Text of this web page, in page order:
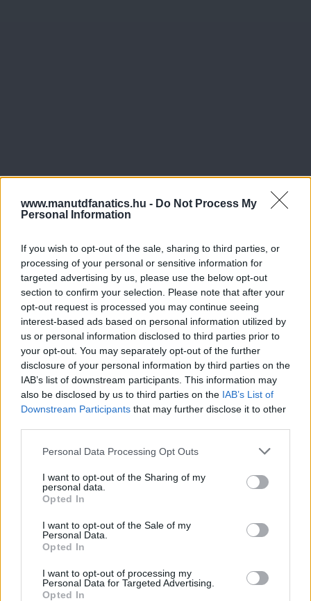
www.manutdfanatics.hu - Do Not Process My
Personal Information
If you wish to opt-out of the sale, sharing to third parties, or
processing of your personal or sensitive information for
targeted advertising by us, please use the below opt-out
section to confirm your selection. Please note that after your
opt-out request is processed you may continue seeing
interest-based ads based on personal information utilized by
us or personal information disclosed to third parties prior to
your opt-out. You may separately opt-out of the further
disclosure of your personal information by third parties on the
IAB’s list of downstream participants. This information may
also be disclosed by us to third parties on the IAB’s List of
Downstream Participants that may further disclose it to other
Please note that this website/app uses one or more Google
not limited to your visit or usage behaviour. You may click to
grant or deny consent to Google and its third-party tags to
use your data for below specified purposes in below Google
consent section.
Personal Data Processing Opt Outs
I want to opt-out of the Sharing of my
personal data.
Opted In
I want to opt-out of the Sale of my
Personal Data.
Opted In
I want to opt-out of processing my
Personal Data for Targeted Advertising.
Opted In